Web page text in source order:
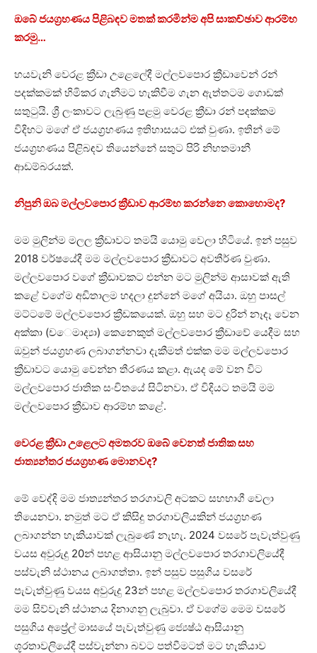
ඔබේ ජයග්‍රහණය පිළිබඳව මතක් කරමින්ම අපි සාකච්ඡාව ආරම්භ
කරමු…
හයවැනි වෙරළ ක්‍රීඩා උළෙලේදී මල්ලවපොර ක්‍රීඩාවෙන් රන්
පදක්කමක් හිමිකර ගැනීමට හැකිවීම ගැන ඇත්තටම ගොඩක්
සතුටුයි. ශ්‍රී ලංකාවට ලැබුණු පළමු වෙරළ ක්‍රීඩා රන් පදක්කම
විදිහට මගේ ඒ ජයග්‍රහණය ඉතිහාසයට එක් වුණා. ඉතින් මේ
ජයග්‍රහණය පිළිබඳව තියෙන්නේ සතුට පිරි නිහතමානී
ආඩම්බරයක්.
නිපුනි ඔබ මල්ලවපොර ක්‍රීඩාව ආරම්භ කරන්නෙ කොහොමද?
මම මුලින්ම මලල ක්‍රීඩාවට තමයි යොමු වෙලා හිටියේ. ඉන් පසුව
2018 වර්ෂයේදී මම මල්ලවපොර ක්‍රීඩාවට අවතීර්ණ වුණා.
මල්ලවපොර වගේ ක්‍රීඩාවකට එන්න මට මුලින්ම ආසාවක් ඇති
කළේ වගේම අඩිතාලම හදලා දුන්නේ මගේ අයියා. ඔහු පාසල්
මට්ටමේ මල්ලවපොර ක්‍රීඩකයෙක්. ඔහු සහ මට දුරින් නෑදෑ වෙන
අක්කා (ච​ෙමාද්‍යා) කෙනෙකුත් මල්ලවපොර ක්‍රීඩාවේ යෙදීම සහ
ඔවුන් ජයග්‍රහණ ලබාගන්නවා දැකීමත් එක්ක මම මල්ලවපොර
ක්‍රීඩාවට යොමු වෙන්න තීරණය කළා. ඇයද මේ වන විට
මල්ලවපොර ජාතික සංචිතයේ සිටිනවා. ඒ විදියට තමයි මම
මල්ලවපොර ක්‍රීඩාව ආරම්භ කළේ.
වෙරළ ක්‍රීඩා උළෙලට අමතරව ඔබේ වෙනත් ජාතික සහ
ජාත්‍යන්තර ජයග්‍රහණ මොනවද?
මේ වෙද්දි මම ජාත්‍යන්තර තරගාවලි අටකට සහභාගී වෙලා
තියෙනවා. නමුත් මට ඒ කිසිදු තරගාවලියකින් ජයග්‍රහණ
ලබාගන්න හැකියාවක් ලැබුණේ නැහැ. 2024 වසරේ පැවැත්වුණු
වයස අවුරුදු 20න් පහළ ආසියානු මල්ලවපොර තරගාවලියේදී
පස්වැනි ස්ථානය ලබාගත්තා. ඉන් පසුව පසුගිය වසරේ
පැවැත්වුණු වයස අවුරුදු 23න් පහළ මල්ලවපොර තරගාවලියේදී
මම සිව්වැනි ස්ථානය දිනාගනු ලැබුවා. ඒ වගේම මෙම වසරේ
පසුගිය අප්‍රේල් මාසයේ පැවැත්වුණු ජ්‍යෙෂ්ඨ ආසියානු
ශූරතාවලියේදී පස්වැන්නා බවට පත්වීමටත් මට හැකියාව